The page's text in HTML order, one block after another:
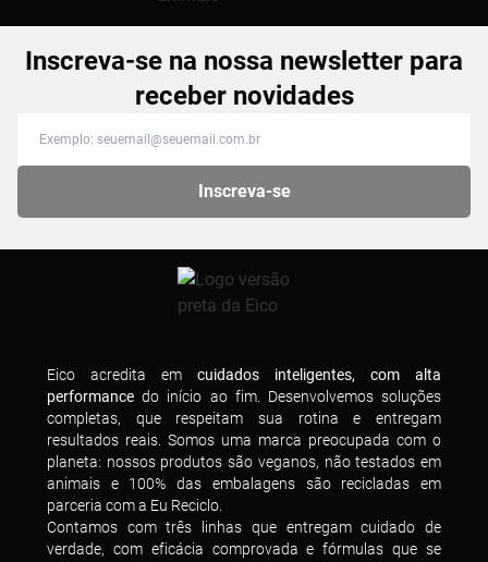
Inscreva-se na nossa newsletter para
receber novidades
Inscreva-se
Eico acredita em cuidados inteligentes, com alta
performance do início ao fim. Desenvolvemos soluções
completas, que respeitam sua rotina e entregam
resultados reais. Somos uma marca preocupada com o
planeta: nossos produtos são veganos, não testados em
animais e 100% das embalagens são recicladas em
parceria com a Eu Reciclo.
Contamos com três linhas que entregam cuidado de
verdade, com eficácia comprovada e fórmulas que se